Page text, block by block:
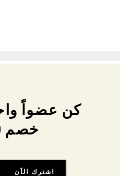
كن عضواً
خصم 10٪
اشترك الآن